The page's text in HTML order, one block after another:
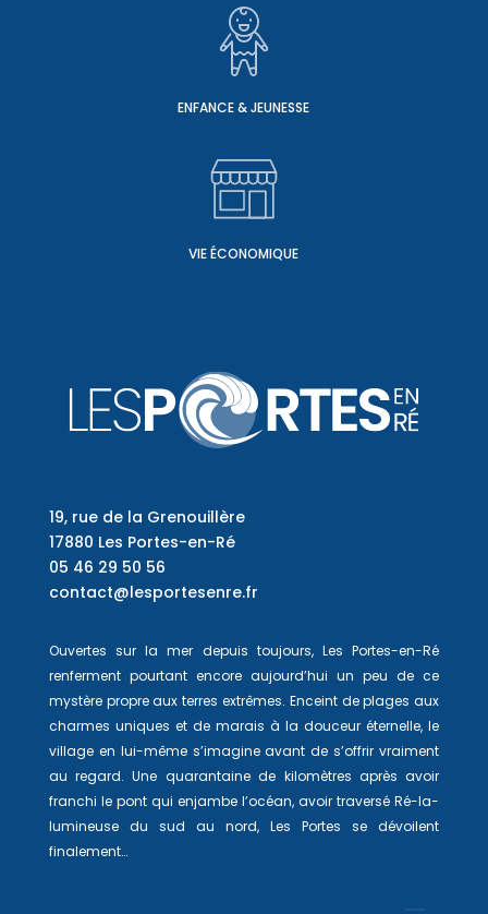
ENFANCE & JEUNESSE
VIE ÉCONOMIQUE
19, rue de la Grenouillère
17880 Les Portes-en-Ré
05 46 29 50 56
contact@lesportesenre.fr
Ouvertes sur la mer depuis toujours, Les Portes-en-Ré
renferment pourtant encore aujourd’hui un peu de ce
mystère propre aux terres extrêmes. Enceint de plages aux
charmes uniques et de marais à la douceur éternelle, le
village en lui-même s’imagine avant de s’offrir vraiment
au regard. Une quarantaine de kilomètres après avoir
franchi le pont qui enjambe l’océan, avoir traversé Ré-la-
lumineuse du sud au nord, Les Portes se dévoilent
finalement…